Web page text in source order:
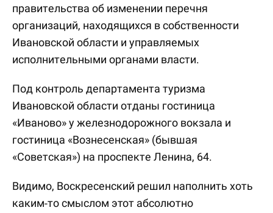
правительства об изменении перечня
организаций, находящихся в собственности
Ивановской области и управляемых
исполнительными органами власти.
Под контроль департамента туризма
Ивановской области отданы гостиница
«Иваново» у железнодорожного вокзала и
гостиница «Вознесенская» (бывшая
«Советская») на проспекте Ленина, 64.
Видимо, Воскресенский решил наполнить хоть
каким-то смыслом этот абсолютно